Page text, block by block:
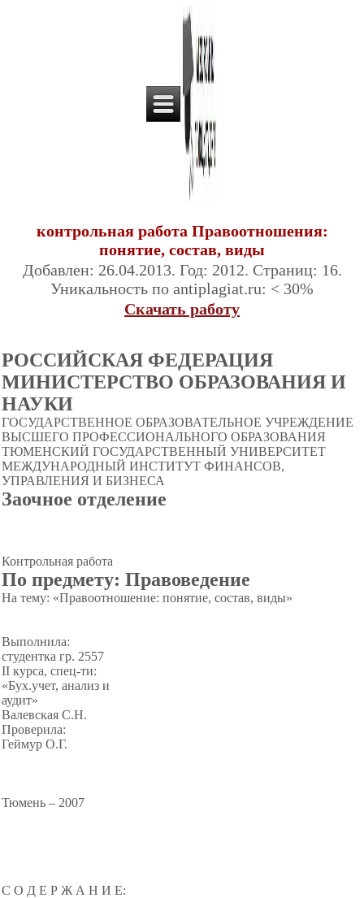
контрольная работа Правоотношения:
понятие, состав, виды
Добавлен: 26.04.2013. Год: 2012. Страниц: 16.
Уникальность по antiplagiat.ru: < 30%
Скачать работу
РОССИЙСКАЯ ФЕДЕРАЦИЯ
МИНИСТЕРСТВО ОБРАЗОВАНИЯ И
НАУКИ
ГОСУДАРСТВЕННОЕ ОБРАЗОВАТЕЛЬНОЕ УЧРЕЖДЕНИЕ
ВЫСШЕГО ПРОФЕССИОНАЛЬНОГО ОБРАЗОВАНИЯ
ТЮМЕНСКИЙ ГОСУДАРСТВЕННЫЙ УНИВЕРСИТЕТ
МЕЖДУНАРОДНЫЙ ИНСТИТУТ ФИНАНСОВ,
УПРАВЛЕНИЯ И БИЗНЕСА
Заочное отделение
Контрольная работа
По предмету: Правоведение
На тему: «Правоотношение: понятие, состав, виды»
Выполнила:
студентка гр. 2557
II курса, спец-ти:
«Бух.учет, анализ и
аудит»
Валевская С.Н.
Проверила:
Геймур О.Г.
Тюмень – 2007
С О Д Е Р Ж А Н И Е: